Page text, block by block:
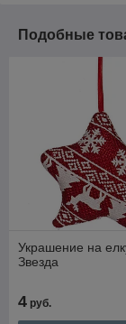
Подобные
Украшение на
Звезда
4 руб.